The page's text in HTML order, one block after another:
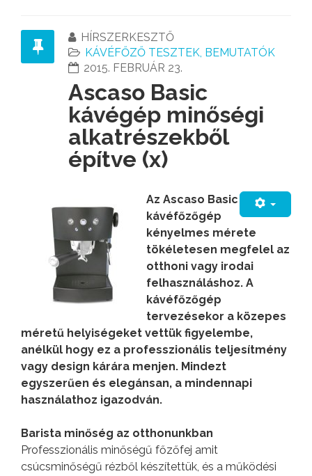
HÍRSZERKESZTŐ
KÁVÉFŐZŐ TESZTEK, BEMUTATÓK
2015. FEBRUÁR 23.
Ascaso Basic
kávégép minőségi
alkatrészekből
építve (x)
Az Ascaso Basic
kávéfőzőgép
kényelmes mérete
tökéletesen megfelel az
otthoni vagy irodai
felhasználáshoz. A
kávéfőzőgép
tervezésekor a közepes
méretű helyiségeket vettük figyelembe,
anélkül hogy ez a professzionális teljesítmény
vagy design kárára menjen. Mindezt
egyszerűen és elegánsan, a mindennapi
használathoz igazodván.
Barista minőség az otthonunkban
Professzionális minőségű főzőfej amit
csúcsminőségű rézből készítettük, és a működési